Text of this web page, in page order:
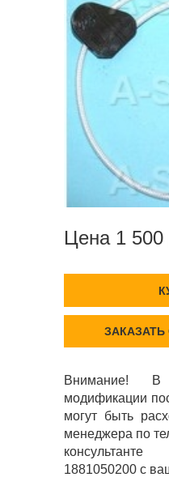
Цена 1 500
Внимание! В
модификации
могут быть
менеджера по
1881050200 с